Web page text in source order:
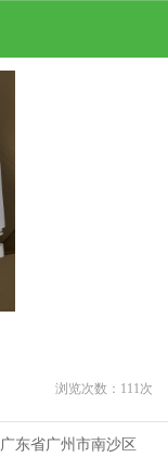
浏览次数： 111 次
广东省广州市南沙区